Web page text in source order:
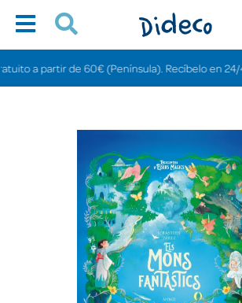
a partir de 60€ (Península). Recíbelo en 24/48